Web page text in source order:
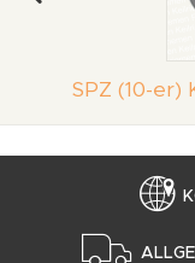
SPZ (10-er)